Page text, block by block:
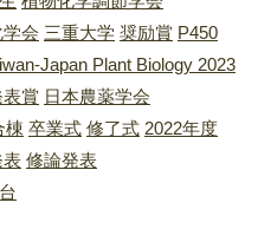
会 三重大学 奨励賞 P450
Japan Plant Biology 2023
賞 日本農薬学会
棟 卒業式 修了式 2022年度
表 修論発表